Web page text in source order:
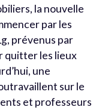
la nouvelle
par les
prévenus par
quitter les lieux
une
sur le
et professeurs